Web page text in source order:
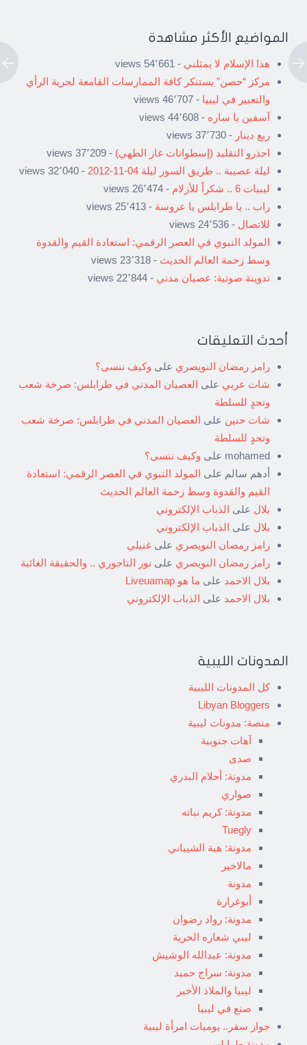
المواضيع الأكثر مشاهدة
هذا الإسلام لا يمثلني - 54٬661 views
مركز “حصن” يستنكر كافة الممارسات القامعة لحرية الرأي
والتعبير في ليبيا - 46٬707 views
آسفين يا ساره - 44٬608 views
ربع دينار - 37٬730 views
احذرو التقليد (إسطوانات غاز الطهي) - 37٬209 views
ليلة عصيبة .. طريق السور ليلة 04-11-2012
- 32٬040 views
ليبيات 6 .. شكراً للأزلام
- 26٬474 views
راب .. يا طرابلس يا عروسة - 25٬413 views
للاتصال - 24٬536 views
المولد النبوي في العصر الرقمي: استعادة القيم والقدوة
وسط زحمة العالم الحديث - 23٬318 views
تدوينة صوتية: عصيان مدني - 22٬844 views
أحدث التعليقات
رامز رمضان النويصري على وكيف ننسى؟
شات عربي على العصيان المدني في طرابلس: صرخة شعب
وتحدٍ للسلطة
شات حنين على العصيان المدني في طرابلس: صرخة شعب
وتحدٍ للسلطة
mohamed على وكيف ننسى؟
أدهم سالم على المولد النبوي في العصر الرقمي: استعادة
القيم والقدوة وسط زحمة العالم الحديث
بلال على الذباب الإلكتروني
بلال على الذباب الإلكتروني
رامز رمضان النويصري على غنيلي
رامز رمضان النويصري على نور التاجوري .. والحقيقة الغائبة
بلال الاحمد على ما هو Liveuamap
بلال الاحمد على الذباب الإلكتروني
المدونات الليبية
كل المدونات الليبية
Libyan Bloggers
منصة: مدونات ليبية
آهات جنوبية
صدى
مدونة: أحلام البدري
صواري
مدونة: كريم نباته
Tuegly
مدونة: هبة الشيباني
مالاخير
مدونة
أبوغرارة
مدونة: رواد رضوان
ليبي شعاره الحرية
مدونة: عبدالله الوشيش
مدونة: سراج حميد
ليبيا والملاذ الأخير
صنع في ليبيا
جواز سفر.. يوميات امرأة ليبية